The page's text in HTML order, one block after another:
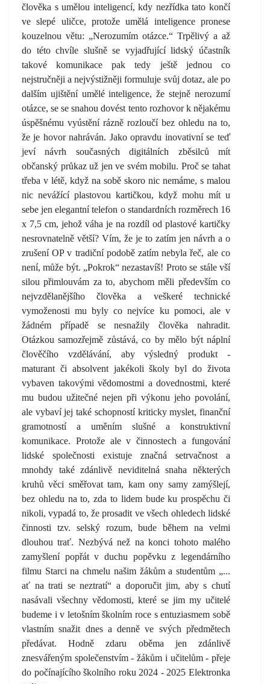
člověka s umělou inteligencí, kdy nezřídka tato končí
ve slepé uličce, protože umělá inteligence pronese
kouzelnou větu: „Nerozumím otázce.“ Trpělivý a až
do této chvíle slušně se vyjadřující lidský účastník
takové komunikace pak tedy ještě jednou co
nejstručněji a nejvýstižněji formuluje svůj dotaz, ale po
dalším ujištění umělé inteligence, že stejně nerozumí
otázce, se se snahou dovést tento rozhovor k nějakému
úspěšnému vyústění rázně rozloučí bez ohledu na to,
že je hovor nahráván. Jako opravdu inovativní se teď
jeví návrh současných digitálních zběsilců mít
občanský průkaz už jen ve svém mobilu. Proč se tahat
třeba v létě, když na sobě skoro nic nemáme, s malou
nic nevážící plastovou kartičkou, když mohu mít u
sebe jen elegantní telefon o standardních rozměrech 16
x 7,5 cm, jehož váha je na rozdíl od plastové kartičky
nesrovnatelně větší? Vím, že je to zatím jen návrh a o
zrušení OP v tradiční podobě zatím nebyla řeč, ale co
není, může být. „Pokrok“ nezastavíš! Proto se stále vší
silou přimlouvám za to, abychom měli především co
nejvzdělanějšího člověka a veškeré technické
vymoženosti mu byly co nejvíce ku pomoci, ale v
žádném případě se nesnažily člověka nahradit.
Otázkou samozřejmě zůstává, co by mělo být náplní
člověčího vzdělávání, aby výsledný produkt -
maturant či absolvent jakékoli školy byl do života
vybaven takovými vědomostmi a dovednostmi, které
mu budou užitečné nejen při výkonu jeho povolání,
ale vybaví jej také schopností kriticky myslet, finanční
gramotností a uměním slušné a konstruktivní
komunikace. Protože ale v činnostech a fungování
lidské společnosti existuje značná setrvačnost a
mnohdy také zdánlivě neviditelná snaha některých
kruhů věci směřovat tam, kam ony samy zamýšlejí,
bez ohledu na to, zda to lidem bude ku prospěchu či
nikoli, vypadá to, že prosadit ve všech ohledech lidské
činnosti tzv. selský rozum, bude během na velmi
dlouhou trať. Nezbývá než na konci tohoto malého
zamyšlení popřát v duchu popěvku z legendárního
filmu Starci na chmelu našim žákům a studentům „...
ať na trati se neztratí“ a doporučit jim, aby s chutí
nasávali všechny vědomosti, které se jim my učitelé
budeme i v letošním školním roce s entuziasmem sobě
vlastním snažit dnes a denně ve svých předmětech
předávat. Hodně zdaru oběma jen zdánlivě
znesvářeným společenstvím - žákům i učitelům - přeje
do počínajícího školního roku 2024 - 2025 Elektronka